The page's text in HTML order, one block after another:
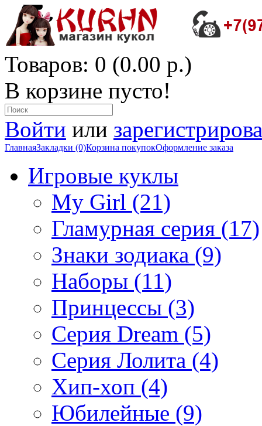
Товаров: 0 (0.00 р.)
В корзине пусто!
Войти или
ГлавнаяЗакладки (0)Корзина покупокОформление заказа
Игровые куклы
My Girl (21)
Гламурная серия (17)
Знаки зодиака (9)
Наборы (11)
Принцессы (3)
Серия Dream (5)
Серия Лолита (4)
Хип-хоп (4)
Юбилейные (9)